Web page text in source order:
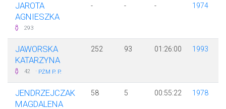
JAROTA
AGNIESZKA
293
- - - 1974
JAWORSKA
KATARZYNA
42 · PŻM P. P.
252 93 01:26:00 1993
JENDRZEJCZAK
MAGDALENA
58 5 00:55:22 1978